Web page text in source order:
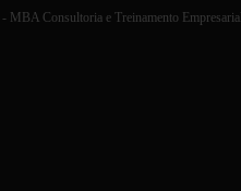
MBA Consultoria e Treinamento Empresarial